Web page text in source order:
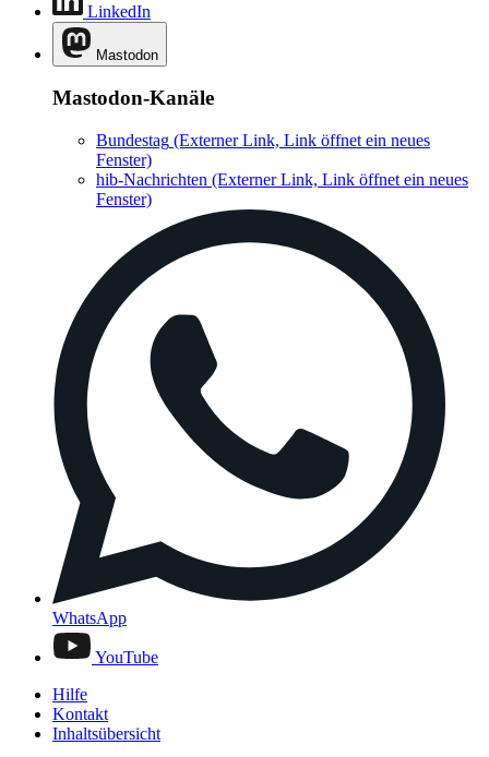
LinkedIn
Mastodon
Mastodon-Kanäle
Bundestag (Externer Link, Link öffnet ein neues
Fenster)
hib-Nachrichten (Externer Link, Link öffnet ein neues
Fenster)
WhatsApp
YouTube
Hilfe
Kontakt
Inhaltsübersicht